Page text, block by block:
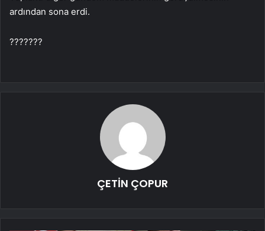
ardından sona erdi.
???????
ÇETİN ÇOPUR